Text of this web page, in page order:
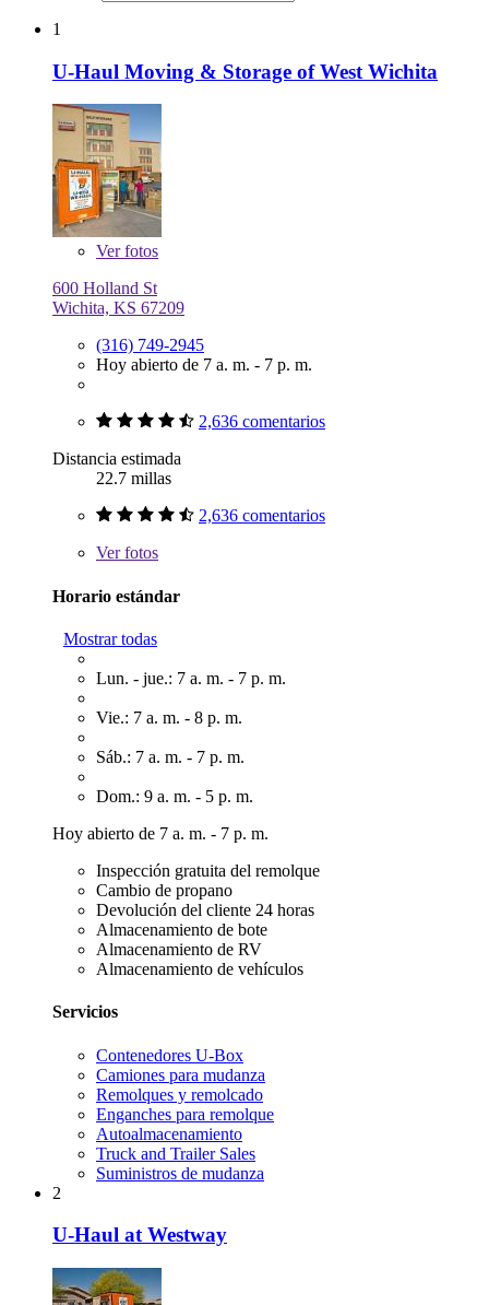
1
U-Haul Moving & Storage of West Wichita
Verfotos
600 Holland St
Wichita, KS 67209
(316) 749-2945
Hoy abierto de 7 a. m. - 7 p. m.
2,636 comentarios
Distancia estimada
22.7 millas
2,636 comentarios
Verfotos
Horario estándar
Mostrar todas
Lun. - jue.: 7 a. m. - 7 p. m.
Vie.: 7 a. m. - 8 p. m.
Sáb.: 7 a. m. - 7 p. m.
Dom.: 9 a. m. - 5 p. m.
Hoy abierto de 7 a. m. - 7 p. m.
Inspección gratuita del remolque
Cambio de propano
Devolución del cliente 24 horas
Almacenamiento de bote
Almacenamiento de RV
Almacenamiento de vehículos
Servicios
Contenedores U-Box
Camiones para mudanza
Remolques y remolcado
Enganches para remolque
Autoalmacenamiento
Truck and Trailer Sales
Suministros de mudanza
2
U-Haul at Westway